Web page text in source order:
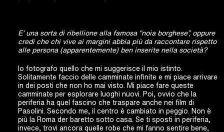
E’ una sorta di ribellione alla famosa “noia borghese”, oppure
credi che chi vive ai margini abbia più da raccontare rispetto
alle persona (apparentemente) ben inserite nella società?
Io fotografo quello che mi suggerisce il mio istinto.
Solitamente faccio delle camminate infinite e mi piace arrivare
in dei posti che non ho mai visto. Mi piace fare queste
camminate per esplorare luoghi nuovi. Poi, ovvio che la
periferia ha quel fascino che traspare anche nei film di
Pasolini. Secondo me, il centro è cambiato in peggio. Non è
più la Roma der baretto sotto casa. Se ti sposti in periferia,
invece, trovi ancora quelle robe che mi fanno sentire bene,